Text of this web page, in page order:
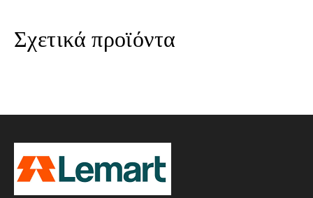
Σχετικά προϊόντα